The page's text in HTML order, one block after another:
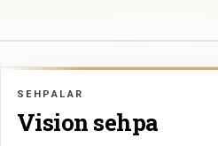
SEHPALAR
Vision sehpa